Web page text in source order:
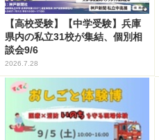
【高校受験】【中学受験】兵庫
県内の私立31校が集結、個別相
談会9/6
2026.7.28